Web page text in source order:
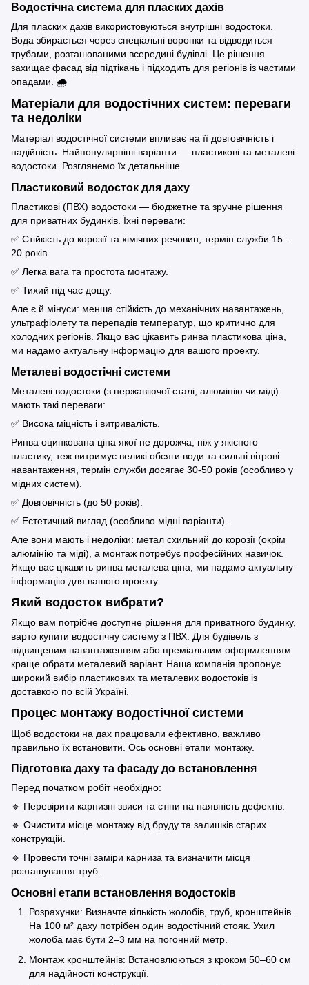
Водостічна система для пласких дахів
Для пласких дахів використовуються внутрішні водостоки.
Вода збирається через спеціальні воронки та відводиться
трубами, розташованими всередині будівлі. Це рішення
захищає фасад від підтікань і підходить для регіонів із частими
опадами. 🌧️
Матеріали для водостічних систем: переваги
та недоліки
Матеріал водостічної системи впливає на її довговічність і
надійність. Найпопулярніші варіанти — пластикові та металеві
водостоки. Розглянемо їх детальніше.
Пластиковий водосток для даху
Пластикові (ПВХ) водостоки — бюджетне та зручне рішення
для приватних будинків. Їхні переваги:
✅ Стійкість до корозії та хімічних речовин, термін служби 15–
20 років.
✅ Легка вага та простота монтажу.
✅ Тихий під час дощу.
Але є й мінуси: менша стійкість до механічних навантажень,
ультрафіолету та перепадів температур, що критично для
холодних регіонів. Якщо вас цікавить ринва пластикова ціна,
ми надамо актуальну інформацію для вашого проекту.
Металеві водостічні системи
Металеві водостоки (з нержавіючої сталі, алюмінію чи міді)
мають такі переваги:
✅ Висока міцність і витривалість.
Ринва оцинкована ціна якої не дорожча, ніж у якісного
пластику, теж витримує великі обсяги води та сильні вітрові
навантаження, термін служби досягає 30-50 років (особливо у
мідних систем).
✅ Довговічність (до 50 років).
✅ Естетичний вигляд (особливо мідні варіанти).
Але вони мають і недоліки: метал схильний до корозії (окрім
алюмінію та міді), а монтаж потребує професійних навичок.
Якщо вас цікавить ринва металева ціна, ми надамо актуальну
інформацію для вашого проекту.
Який водосток вибрати?
Якщо вам потрібне доступне рішення для приватного будинку,
варто купити водостічну систему з ПВХ. Для будівель з
підвищеним навантаженням або преміальним оформленням
краще обрати металевий варіант. Наша компанія пропонує
широкий вибір пластикових та металевих водостоків із
доставкою по всій Україні.
Процес монтажу водостічної системи
Щоб водостоки на дах працювали ефективно, важливо
правильно їх встановити. Ось основні етапи монтажу.
Підготовка даху та фасаду до встановлення
Перед початком робіт необхідно:
🔹 Перевірити карнизні звиси та стіни на наявність дефектів.
🔹 Очистити місце монтажу від бруду та залишків старих
конструкцій.
🔹 Провести точні заміри карниза та визначити місця
розташування труб.
Основні етапи встановлення водостоків
Розрахунки: Визначте кількість жолобів, труб, кронштейнів.
На 100 м² даху потрібен один водостічний стояк. Ухил
жолоба має бути 2–3 мм на погонний метр.
Монтаж кронштейнів: Встановлюються з кроком 50–60 см
для надійності конструкції.